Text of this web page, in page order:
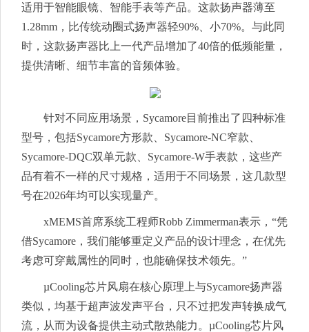
适用于智能眼镜、智能手表等产品。这款扬声器薄至
1.28mm，比传统动圈式扬声器轻90%、小70%。与此同
时，这款扬声器比上一代产品增加了40倍的低频能量，
提供清晰、细节丰富的音频体验。
针对不同应用场景，Sycamore目前推出了四种标准
型号，包括Sycamore方形款、Sycamore-NC窄款、
Sycamore-DQC双单元款、Sycamore-W手表款，这些产
品有着不一样的尺寸规格，适用于不同场景，这几款型
号在2026年均可以实现量产。
xMEMS首席系统工程师Robb Zimmerman表示，“凭
借Sycamore，我们能够重定义产品的设计理念，在优先
考虑可穿戴属性的同时，也能确保技术领先。”
µCooling芯片风扇在核心原理上与Sycamore扬声器
类似，均基于超声波发声平台，只不过把发声转换成气
流，从而为设备提供主动式散热能力。µCooling芯片风